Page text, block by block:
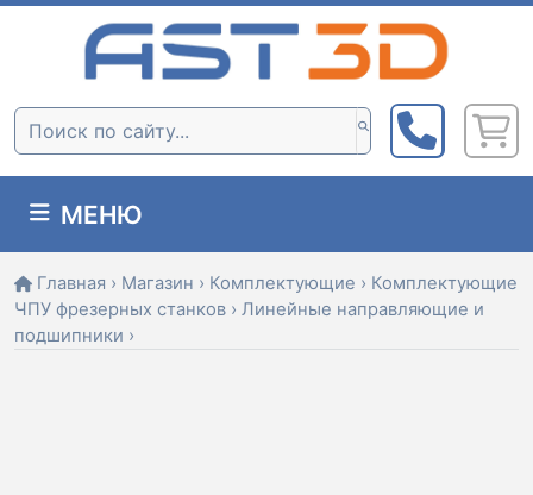
Skip
Поиск:
МЕНЮ
Главная › Магазин › Комплектующие › Комплектующие
ЧПУ фрезерных станков › Линейные направляющие и
подшипники ›